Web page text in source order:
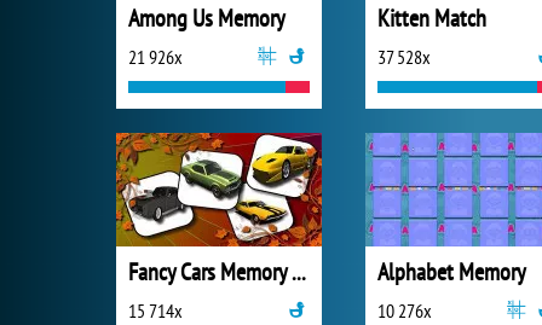
Among Us Memory
21 926x
Kitten Match
37 528x
Fancy Cars Memory Match
15 714x
Alphabet Memory
10 276x